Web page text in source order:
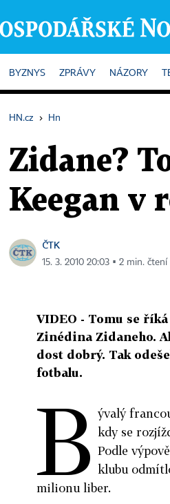
HOME
BYZNYS ZPRÁVY NÁZORY
HN.cz › Hn
Zidane?
Keegan v
ČTK
15. 3. 2010 20:03 ▪ 2 min. čtení
VIDEO - Tomu se
Zinédina Zidaneho.
dost dobrý. Tak
fotbalu.
B ývalý
kdy se
Podle
klubu
milionu liber.